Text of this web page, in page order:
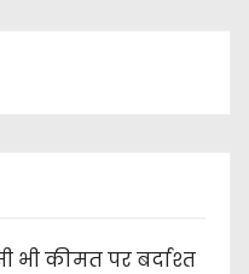
भी कीमत पर बर्दाश्त